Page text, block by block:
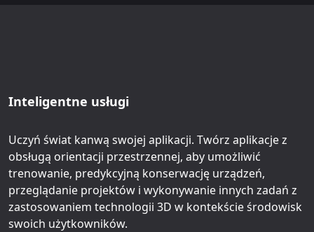
Inteligentne usługi
Uczyń świat kanwą swojej aplikacji. Twórz aplikacje z
obsługą orientacji przestrzennej, aby umożliwić
trenowanie, predykcyjną konserwację urządzeń,
przeglądanie projektów i wykonywanie innych zadań z
zastosowaniem technologii 3D w kontekście środowisk
swoich użytkowników.